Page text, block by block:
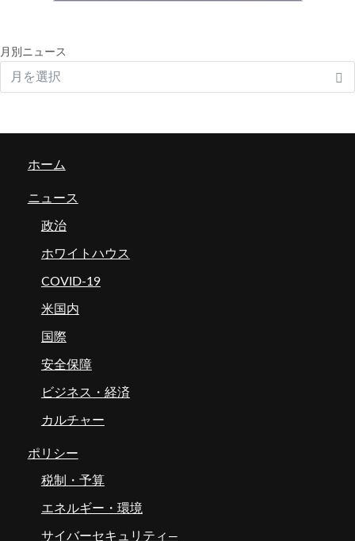
月別ニュース
ホーム
ニュース
政治
ホワイトハウス
COVID-19
米国内
国際
安全保障
ビジネス・経済
カルチャー
ポリシー
税制・予算
エネルギー・環境
サイバーセキュリティ―